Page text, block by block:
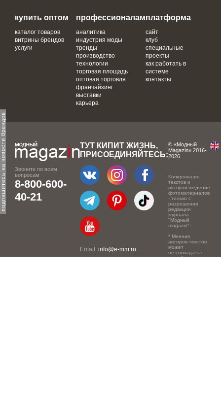
подпишитесь на новости брендов
купить оптом
каталог товаров
витрины брендов
услуги
профессионалам
аналитика
индустрия моды
тренды
производство
технологии
торговая площадь
оптовая торговля
франчайзинг
выставки
карьера
платформа
сайт
клуб
специальные
проекты
как работать в
системе
контакты
Звоните по всем
вопросам
8-800-600-
40-21
ТУТ КИПИТ ЖИЗНЬ,
ПРИСОЕДИНЯЙТЕСЬ:
Email: info@e-mm.ru
© «Модный
Magazin» 2016-
2026.
Копирование
текстов и
воспроизведение
фотоматериалов
- только с
разрешения
редакции
журнала
"Модный
magazin".
* Мнение
авторов текстов
может
не совпадать с
точкой зрения